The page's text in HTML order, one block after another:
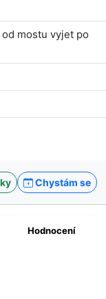
mostu vyjet po
Chystám se
Hodnocení